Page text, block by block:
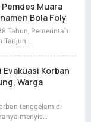
Muara
Bola Foly
Tahun, Pemerintah
Tanjun…
Korban
Warga
tenggelam di
menyis…